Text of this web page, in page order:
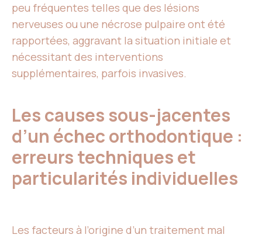
peu fréquentes telles que des lésions
nerveuses ou une nécrose pulpaire ont été
rapportées, aggravant la situation initiale et
nécessitant des interventions
supplémentaires, parfois invasives.
Les causes sous-jacentes
d’un échec orthodontique :
erreurs techniques et
particularités individuelles
Les facteurs à l’origine d’un traitement mal